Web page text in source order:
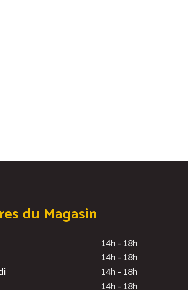
du Magasin
14h - 18h
14h - 18h
14h - 18h
14h - 18h